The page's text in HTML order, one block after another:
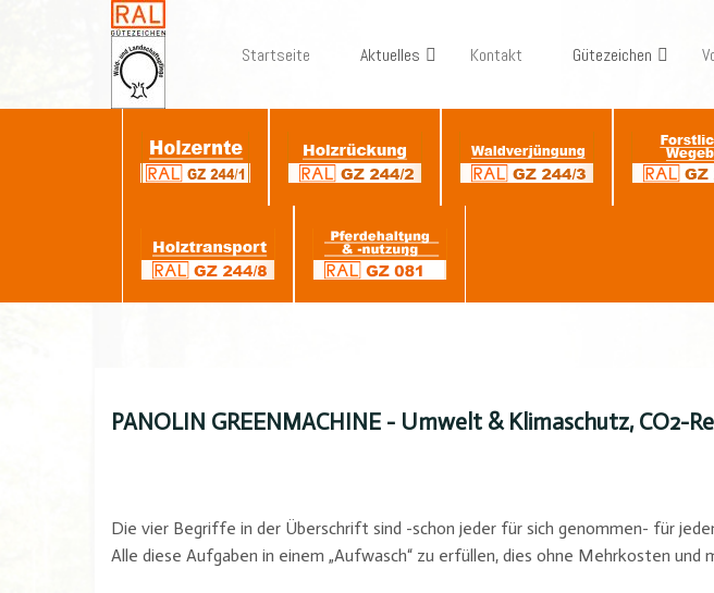
Startseite Aktuelles Kontakt Gütezeichen
PANOLIN GREENMACHINE - Umwelt & Klimaschutz, CO2-
Die vier Begriffe in der Überschrift sind -schon jeder für sich genommen- für
Alle diese Aufgaben in einem „Aufwasch“ zu erfüllen, dies ohne Mehrkosten